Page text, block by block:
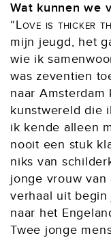
Wat kunnen we
“Love is thicker
mijn jeugd, het
wie ik
was zeventien
naar
kunstwereld die
ik kende alleen
nooit een stuk
niks van
jonge vrouw van
verhaal uit
naar het
Twee jonge